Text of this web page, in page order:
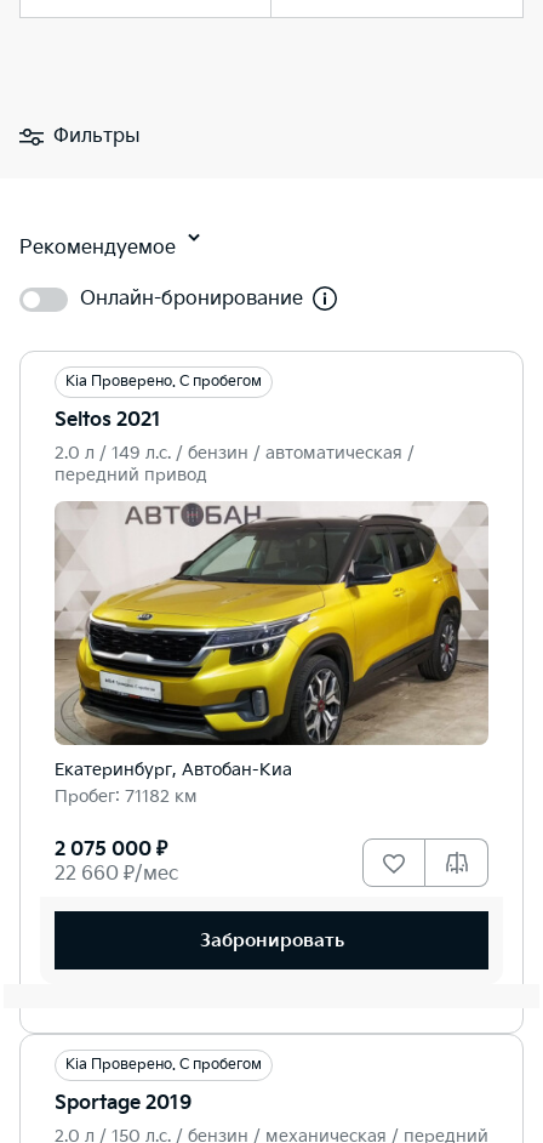
Фильтры
Рекомендуемое
Онлайн-бронирование
Kia Проверено. С пробегом
Seltos 2021
2.0 л / 149 л.c. / бензин / автоматическая /
передний привод
Екатеринбург, Автобан-Киа
Пробег: 71182 км
2 075 000 ₽
22 660 ₽/мес
Забронировать
Kia Проверено. С пробегом
Sportage 2019
2.0 л / 150 л.c. / бензин / механическая / передний